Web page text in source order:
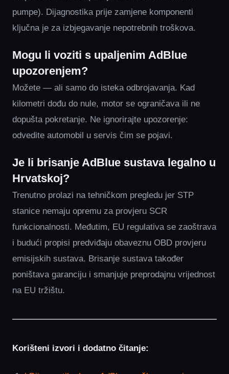
pumpe). Dijagnostika prije zamjene komponenti
ključna je za izbjegavanje nepotrebnih troškova.
Mogu li voziti s upaljenim AdBlue
upozorenjem?
Možete — ali samo do isteka odbrojavanja. Kad
kilometri dođu do nule, motor se ograničava ili ne
dopušta pokretanje. Ne ignorirajte upozorenje:
odvedite automobil u servis čim se pojavi.
Je li brisanje AdBlue sustava legalno u
Hrvatskoj?
Trenutno prolazi na tehničkom pregledu jer STP
stanice nemaju opremu za provjeru SCR
funkcionalnosti. Međutim, EU regulativa se zaoštrava
i budući propisi predviđaju obaveznu OBD provjeru
emisijskih sustava. Brisanje sustava također
poništava garanciju i smanjuje preprodajnu vrijednost
na EU tržištu.
Korišteni izvori i dodatno čitanje: